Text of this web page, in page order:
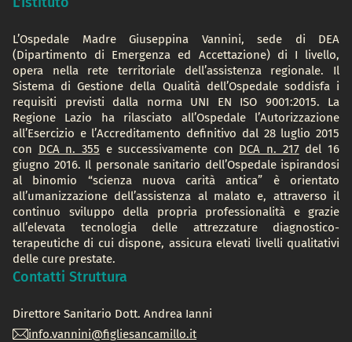
L’Ospedale Madre Giuseppina Vannini, sede di DEA
(Dipartimento di Emergenza ed Accettazione) di I livello,
opera nella rete territoriale dell’assistenza regionale. Il
Sistema di Gestione della Qualità dell’Ospedale soddisfa i
requisiti previsti dalla norma UNI EN ISO 9001:2015. La
Regione Lazio ha rilasciato all’Ospedale l’Autorizzazione
all’Esercizio e l’Accreditamento definitivo dal 28 luglio 2015
con DCA n. 355 e successivamente con DCA n. 217del 16
giugno 2016. Il personale sanitario dell’Ospedale ispirandosi
al binomio “scienza nuova carità antica” è orientato
all’umanizzazione dell’assistenza al malato e, attraverso il
continuo sviluppo della propria professionalità e grazie
all’elevata tecnologia delle attrezzature diagnostico-
terapeutiche di cui dispone, assicura elevati livelli qualitativi
delle cure prestate.
Contatti Struttura
Direttore Sanitario Dott. Andrea Ianni
info.vannini@figliesancamillo.it